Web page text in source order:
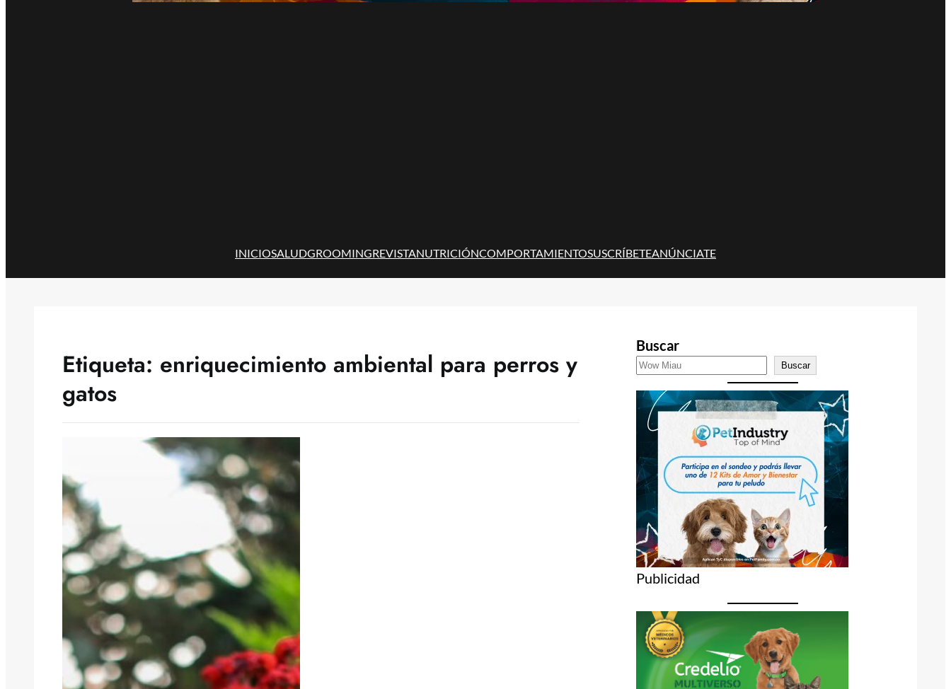
INICIOSALUDGROOMINGREVISTANUTRICIÓNCOMPORTAMIENTOSUSCRÍBETEANÚNCIATE
Etiqueta: enriquecimiento ambiental para perros y
gatos
Buscar
Buscar
Publicidad